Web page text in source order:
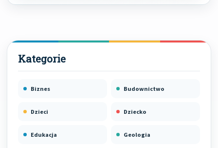
Biznes Budownictwo
Dzieci Dziecko
Edukacja Geologia